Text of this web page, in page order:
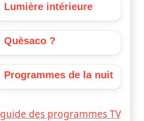
Lumière intérieure
Quèsaco ?
Programmes de la nuit
guide des programmes TV